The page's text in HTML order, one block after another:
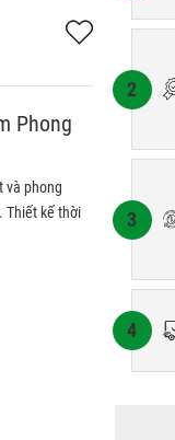
Phong
và phong
Thiết kế thời
2
3
4